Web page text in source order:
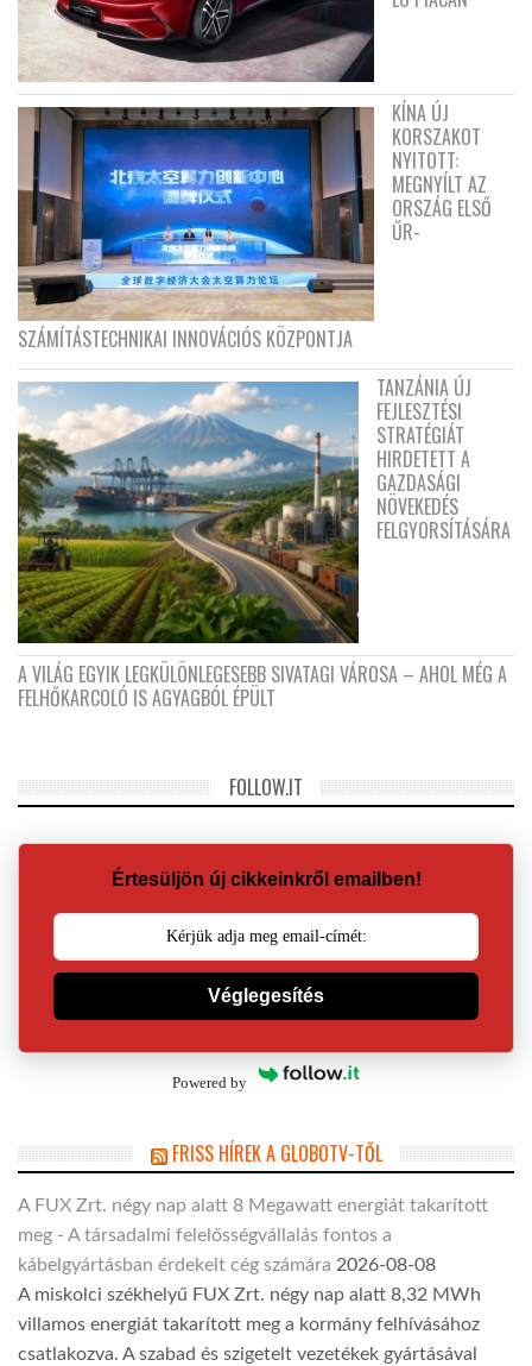
KÍNA ÚJ
KORSZAKOT
NYITOTT:
MEGNYÍLT AZ
ORSZÁG ELSŐ
ŰR-
SZÁMÍTÁSTECHNIKAI INNOVÁCIÓS KÖZPONTJA
TANZÁNIA ÚJ
FEJLESZTÉSI
STRATÉGIÁT
HIRDETETT A
GAZDASÁGI
NÖVEKEDÉS
FELGYORSÍTÁSÁRA
A VILÁG EGYIK LEGKÜLÖNLEGESEBB SIVATAGI VÁROSA – AHOL MÉG A
FELHŐKARCOLÓ IS AGYAGBÓL ÉPÜLT
FOLLOW.IT
Értesüljön új cikkeinkről emailben!
Véglegesítés
Powered by
FRISS HÍREK A GLOBOTV-TŐL
A FUX Zrt. négy nap alatt 8 Megawatt energiát takarított
meg - A társadalmi felelősségvállalás fontos a
kábelgyártásban érdekelt cég számára 2026-08-08
A miskolci székhelyű FUX Zrt. négy nap alatt 8,32 MWh
villamos energiát takarított meg a kormány felhívásához
csatlakozva. A szabad és szigetelt vezetékek gyártásával